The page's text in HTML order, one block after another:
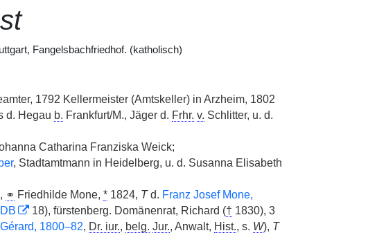
Fangelsbachfriedhof. (katholisch)
1792 Kellermeister (Amtskeller) in Arzheim, 1802
d. Hegau b. Frankfurt/M., Jäger d. Frhr. v. Schlitter, u. d.
Catharina Franziska Weick;
, Stadtamtmann in Heidelberg, u. d. Susanna Elisabeth
, ⚭ Friedhilde Mone, *1824, Td. Franz Josef Mone,
18), fürstenberg. Domänenrat, Richard († 1830), 3
1800–82, Dr. iur., belg. Jur., Anwalt, Hist., s. W), T